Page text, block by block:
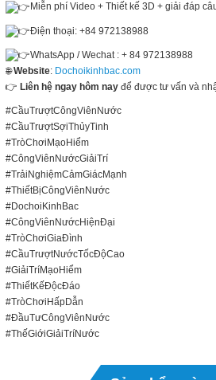
Miễn phí Video + Thiết kế 3D + giải đáp
Điện thoại: +84 972138988
WhatsApp / Wechat : + 84 972138988
🌐Website: Dochoikinhbac.com
👉 Liên hệ ngay hôm nay để được tư vấn và
#CầuTrượtCôngViênNước
#CầuTrượtSợiThủyTinh
#TròChơiMạoHiểm
#CôngViênNướcGiảiTrí
#TrảiNghiệmCảmGiácMạnh
#ThiếtBịCôngViênNước
#DochoiKinhBac
#CôngViênNướcHiệnĐại
#TròChơiGiaĐình
#CầuTrượtNướcTốcĐộCao
#GiảiTríMạoHiểm
#ThiếtKếĐộcĐáo
#TròChơiHấpDẫn
#ĐầuTưCôngViênNước
#ThếGiớiGiảiTríNước